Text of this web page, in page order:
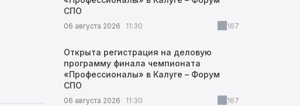
СПО
06 августа 2026 11:30 167
Открыта регистрация на деловую
программу финала чемпионата
«Профессионалы» в Калуге – Форум
СПО
06 августа 2026 11:30 167